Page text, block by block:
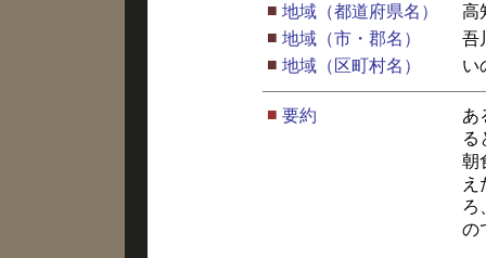
■ 地域（都道府県名）
高
■ 地域（市・郡名）
吾
■ 地域（区町村名） い
■ 要約
あ
る
朝
え
ろ
の